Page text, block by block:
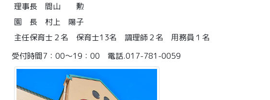
理事長 間山 勲
園 長 村上 陽子
主任保育士２名 保育士13名 調理師２名 用務員１名
受付時間7：00～19：00 電話.017-781-0059